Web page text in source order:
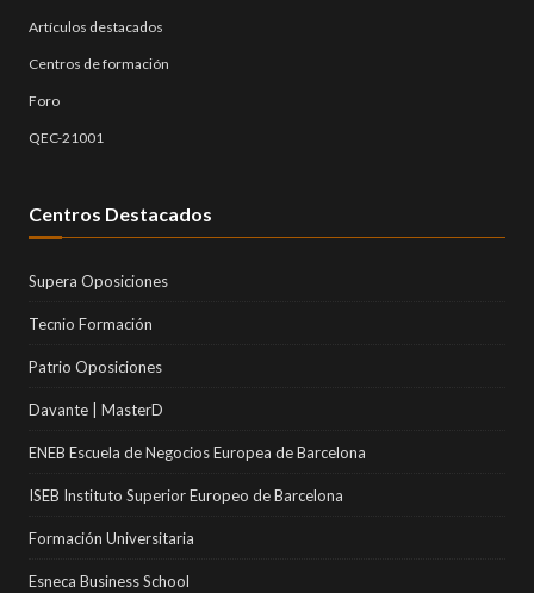
Artículos destacados
Centros de formación
Foro
QEC-21001
Centros Destacados
Supera Oposiciones
Tecnio Formación
Patrio Oposiciones
Davante | MasterD
ENEB Escuela de Negocios Europea de Barcelona
ISEB Instituto Superior Europeo de Barcelona
Formación Universitaria
Esneca Business School